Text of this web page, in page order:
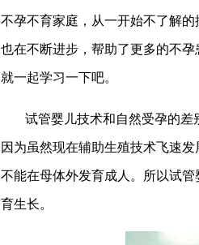
不孕不育家庭，从一开始不了解
也在不断进步，帮助了更多的不
就一起学习一下吧。
试管婴儿技术和自然受孕的差
因为虽然现在辅助生殖技术飞速
不能在母体外发育成人。所以试
育生长。